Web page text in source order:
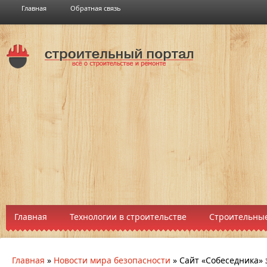
Главная Обратная связь
Главная Технологии в строительстве
Главная » Новости мира безопасности » Сайт